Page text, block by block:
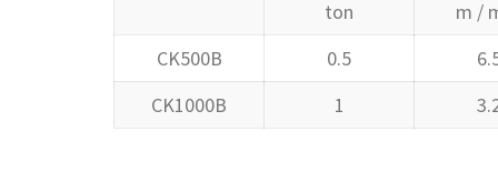
ton
m /
CK500B
0.5
CK1000B
1